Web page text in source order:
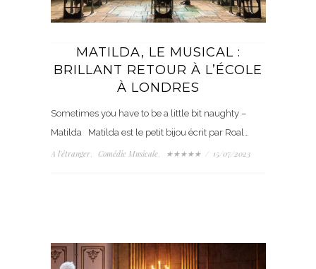
MATILDA, LE MUSICAL :
BRILLANT RETOUR À L’ÉCOLE
À LONDRES
Sometimes you have to be a little bit naughty –
Matilda Matilda est le petit bijou écrit par Roal…
A l'étranger, Comédie Musicale, ★★★★★ / 15/07/2023